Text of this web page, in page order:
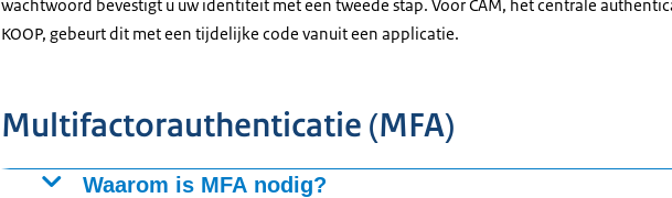
wachtwoord bevestigt u uw identiteit met een tweede stap. Voor CAM, het centrale
KOOP, gebeurt dit met een tijdelijke code vanuit een applicatie.
Multifactorauthenticatie (MFA)
Waarom is MFA nodig?